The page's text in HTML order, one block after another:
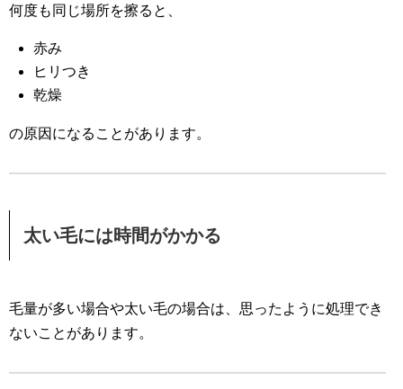
何度も同じ場所を擦ると、
赤み
ヒリつき
乾燥
の原因になることがあります。
太い毛には時間がかかる
毛量が多い場合や太い毛の場合は、思ったように処理でき
ないことがあります。